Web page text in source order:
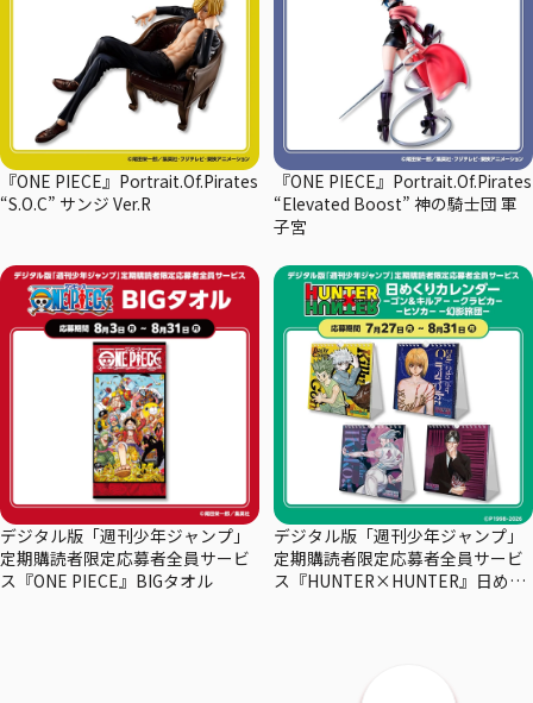
『ONE PIECE』Portrait.Of.Pirates
“S.O.C” サンジ Ver.R
『ONE PIECE』Portrait.Of.Pirates
“Elevated Boost” 神の騎士団 軍
子宮
デジタル版「週刊少年ジャンプ」
定期購読者限定応募者全員サービ
ス『ONE PIECE』BIGタオル
デジタル版「週刊少年ジャンプ」
定期購読者限定応募者全員サービ
ス『HUNTER×HUNTER』日めく